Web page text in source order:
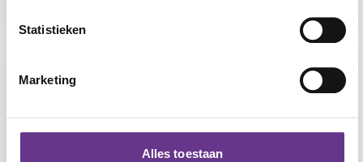
Statistieken
Marketing
Alles toestaan
1. Wat gebruik ik
Werkblad,